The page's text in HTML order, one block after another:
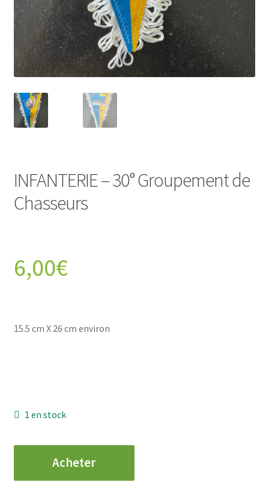
INFANTERIE – 30° Groupement de
Chasseurs
6,00€
15.5 cm X 26 cm environ
1 en stock
INFANTERIE
Acheter